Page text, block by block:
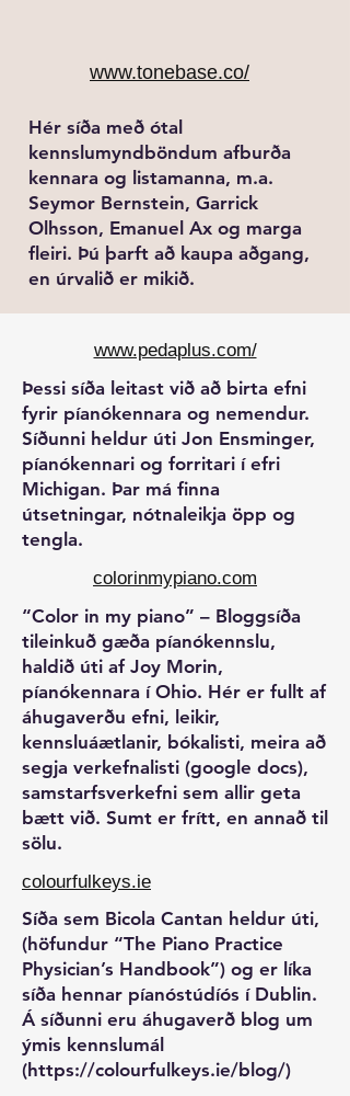
www.tonebase.co/
Hér síða með ótal
kennslumyndböndum afburða
kennara og listamanna, m.a.
Seymor Bernstein, Garrick
Olhsson, Emanuel Ax og marga
fleiri. Þú þarft að kaupa aðgang,
en úrvalið er mikið.
www.pedaplus.com/
Þessi síða leitast við að birta efni
fyrir píanókennara og nemendur.
Síðunni heldur úti Jon Ensminger,
píanókennari og forritari í efri
Michigan. Þar má finna
útsetningar, nótnaleikja öpp og
tengla.
colorinmypiano.com
“Color in my piano” – Bloggsíða
tileinkuð gæða píanókennslu,
haldið úti af Joy Morin,
píanókennara í Ohio. Hér er fullt af
áhugaverðu efni, leikir,
kennsluáætlanir, bókalisti, meira að
segja verkefnalisti (google docs),
samstarfsverkefni sem allir geta
bætt við. Sumt er frítt, en annað til
sölu.
colourfulkeys.ie
Síða sem Bicola Cantan heldur úti,
(höfundur “The Piano Practice
Physician’s Handbook”) og er líka
síða hennar píanóstúdíós í Dublin.
Á síðunni eru áhugaverð blog um
ýmis kennslumál
(https://colourfulkeys.ie/blog/)